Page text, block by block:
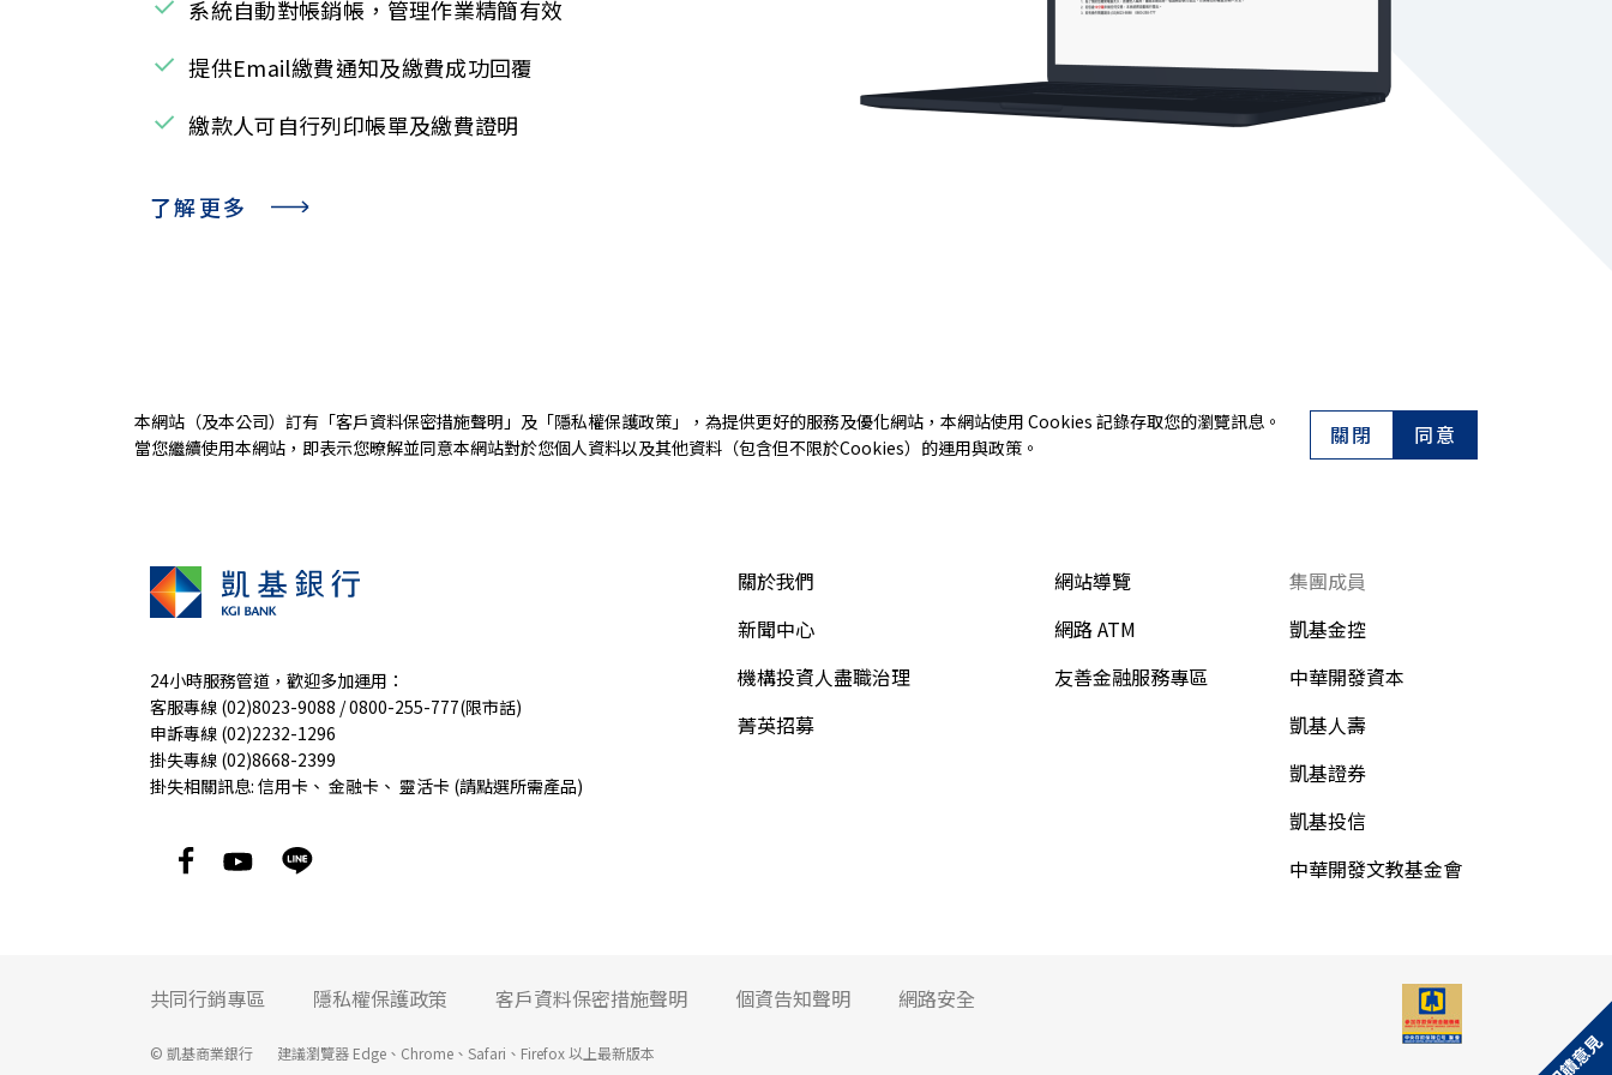
系統自動對帳銷帳，管理作業精簡有效
提供Email繳費通知及繳費成功回覆
繳款人可自行列印帳單及繳費證明
了解更多
本網站（及本公司）訂有「客戶資料保密措施聲明 」及「隱私權保護政策」，為提供更好的服務及優化網站，本網站使用 Cookies 記錄存取您的瀏覽訊息。
當您繼續使用本網站，即表示您暸解並同意本網站對於您個人資料以及其他資料（包含但不限於Cookies）的運用與政策。
關閉 同意
24小時服務管道，歡迎多加運用：
客服專線 (02)8023-9088 / 0800-255-777(限市話)
申訴專線 (02)2232-1296
掛失專線 (02)8668-2399
掛失相關訊息:信用卡 、金融卡 、 靈活卡 (請點選所需產品)
關於我們
新聞中心
機構投資人盡職治理
菁英招募
網站導覽
網路 ATM
友善金融服務專區
集團成員
凱基金控
中華開發資本
凱基人壽
凱基證券
凱基投信
中華開發文教基金會
共同行銷專區 隱私權保護政策 客戶資料保密措施聲明 個資告知聲明 網路安全
© 凱基商業銀行 建議瀏覽器 Edge、Chrome、Safari、Firefox 以上最新版本 回饋意見